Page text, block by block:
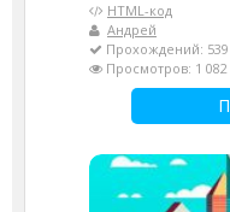
HTML-код
Андрей
Прохождений: 539
Просмотров: 1